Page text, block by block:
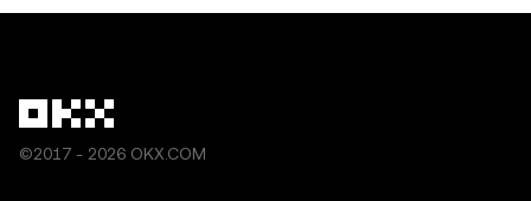
©2017 - 2026 OKX.COM